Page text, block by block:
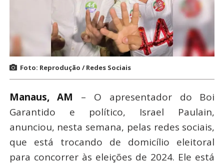
Foto: Reprodução / Redes Sociais
Manaus, AM – O apresentador do Boi
Garantido e político, Israel Paulain,
anunciou, nesta semana, pelas redes sociais,
que está trocando de domicílio eleitoral
para concorrer às eleições de 2024. Ele está